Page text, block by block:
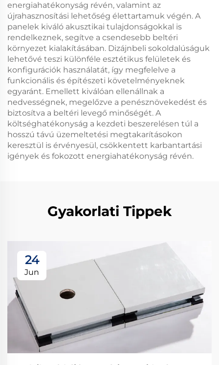
energiahatékonyság révén, valamint az
újrahasznosítási lehetőség élettartamuk végén. A
panelek kiváló akusztikai tulajdonságokkal is
rendelkeznek, segítve a csendesebb beltéri
környezet kialakításában. Dizájnbeli sokoldalúságuk
lehetővé teszi különféle esztétikus felületek és
konfigurációk használatát, így megfelelve a
funkcionális és építészeti követelményeknek
egyaránt. Emellett kiválóan ellenállnak a
nedvességnek, megelőzve a penésznövekedést és
biztosítva a beltéri levegő minőségét. A
költséghatékonyság a kezdeti beszerelésen túl a
hosszú távú üzemeltetési megtakarításokon
keresztül is érvényesül, csökkentett karbantartási
igények és fokozott energiahatékonyság révén.
Gyakorlati Tippek
24
Jun